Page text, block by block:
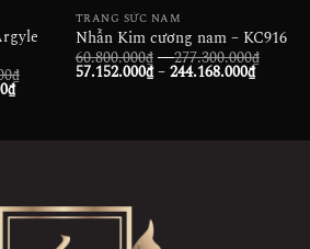
₫ Khoảng
124.100.000₫
₫Khoảng
giá:
đến
TRANG SỨC NAM
Nhẫn Kim cương nam – KC916
60.800.000₫ – 277.300.000₫
57.152.000₫ – 244.168.000₫Khoảng
giá: